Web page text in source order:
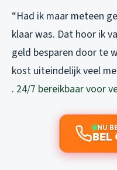
“Had ik maar meteen
klaar was. Dat hoor ik
geld besparen door te
kost uiteindelijk veel
. 24/7 bereikbaar voor
NU
BEL